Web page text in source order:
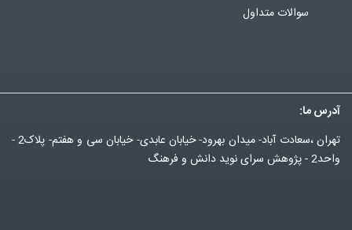
سوالات متداول
آدرس ما:
تهران ،سعادت آباد- میدان بهرود- خیابان عابدی- خیابان سی و هفتم- پلاک2 -
واحد2 - پژوهش سرای نوید دانش و فرهنگ